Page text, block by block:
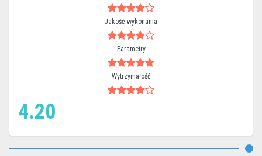
Jakość wykonania
Parametry
Wytrzymałość
4.20